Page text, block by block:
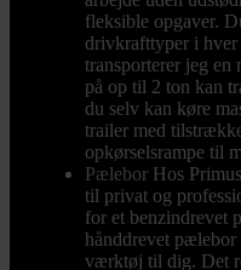
fleksible opgaver.
drivkrafttyper i hver
transporterer jeg en
på op til 2 ton kan
du selv kan køre
trailer med
opkørselsrampe til
Pælebor Hos
til privat og
for et benzindrevet
hånddrevet
værktøj til dig. Det